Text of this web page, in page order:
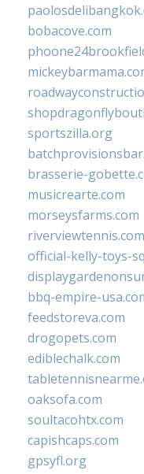
bobacove.com
sportszilla.org
brasserie-
musicrearte.com
morseysfarms.com
riverviewtennis.com
official-kelly-toys-
bbq-empire-
feedstoreva.com
drogopets.com
ediblechalk.com
oaksofa.com
soultacohtx.com
capishcaps.com
gpsyfl.org